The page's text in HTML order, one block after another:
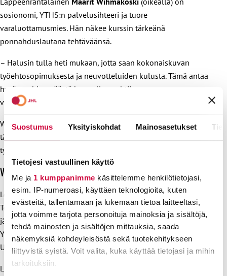
Suostumus Yksityiskohdat Mainosasetukset
Tietojesi vastuullinen käyttö
Me ja 1 kumppanimme käsittelemme henkilötietojasi,
esim. IP-numeroasi, käyttäen teknologioita, kuten
evästeitä, tallentamaan ja lukemaan tietoa laitteeltasi,
jotta voimme tarjota personoituja mainoksia ja sisältöjä,
tehdä mainosten ja sisältöjen mittauksia, saada
näkemyksiä kohdeyleisöstä sekä tuotekehitykseen
liittyvistä syistä. Voit valita, kuka käyttää tietojasi ja mihin
tarkoituksiin.
sosionomi, YTHS:n palvelusihteeri ja tuore
varaluottamusmies. Hän näkee kurssin tärkeänä
ponnahduslautana tehtäväänsä.
– Halusin tulla heti mukaan, jotta saan kokonaiskuvan
työehtosopimuksesta ja neuvotteluiden kulusta. Tämä antaa
hyvän pohjan päästä kunnolla vauhtiin
varaluottamusmiehenä.
Wihmakoski korostaa, että seuraavissa tes-neuvotteluissa on
tärkeää huolehtia palkkakehityksestä ja siitä, etteivät uudet
työntekijät jää etujen ulkopuolelle.
Webinaarista lisää eväitä työkykyjohtamiseen
Lokakuussa luottamusmiesten koulutukset jatkuvat.
Terveyspalvelualan Unionin jäsenliittojen luottamusmiehille
järjestetään yhteinen koulutuspäivä JHL-talolla 30.10.2025.
Yhteinen koulutuspäivä on vakiinnuttanut asemansa
Unionin luottamusmiesten tärkeänä kohtaamispaikkana.
Lisäksi lokakuun alussa, 7.10. kello 16–17, järjestetään